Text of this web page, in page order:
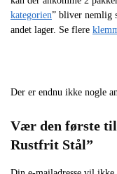
kategorien” bliver nemlig
andet lager. Se flere
Der er endnu ikke nogle
Vær den første
Rustfrit Stål”